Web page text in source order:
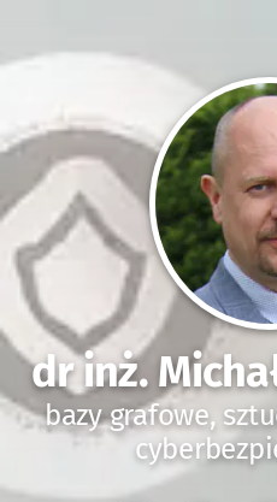
dr inż.
bazy grafowe,